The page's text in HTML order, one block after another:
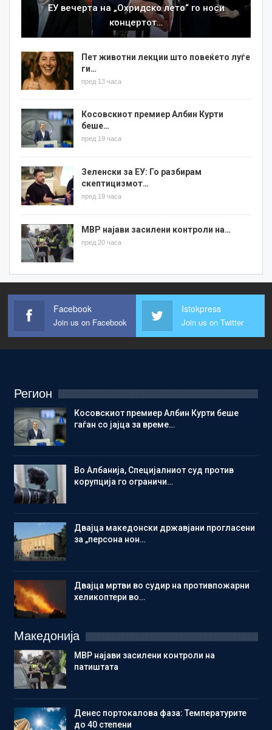
ЕУ вечерта на „Охридско лето“ го носи
концертот…
Пет животни лекции што повеќето луѓе
ги…
пред 13 часа
Косовскиот премиер Албин Курти
беше…
пред 19 часа
Зеленски за ЕУ: Го разбирам
скептицизмот…
пред 19 часа
МВР најави засилени контроли на…
пред 20 часа
Facebook
Join us on Facebook
Istokpress
Join us on Twitter
Регион
Косовскиот премиер Албин Курти беше
гаѓан со јајца за време…
Во Албанија, Специјалниот суд против
корупција го ограничи…
Двајца македонски државјани прогласени
за „персона нон…
Двајца мртви во судир на противпожарни
хеликоптери во…
Македонија
МВР најави засилени контроли на
патиштата
Денес портокалова фаза: Температурите
до 40 степени